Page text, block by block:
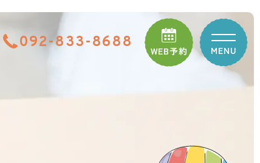
092-833-8688 WEB予約 MENU